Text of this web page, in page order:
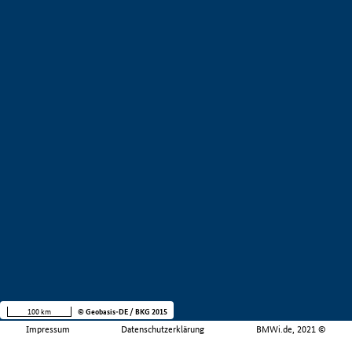
Impressum Datenschutzerklärung BMWi.de, 2021 ©
100 km © Geobasis-DE / BKG 2015